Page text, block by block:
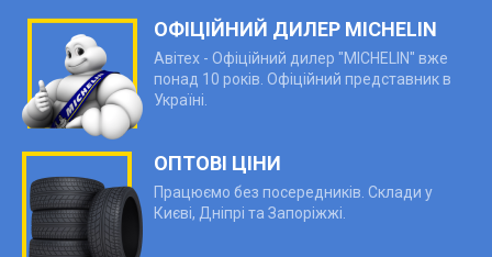
ОФІЦІЙНИЙ ДИЛЕР MICHELIN
Авітех - Офіційний дилер "MICHELIN" вже
понад 10 років. Офіційний представник в
Україні.
ОПТОВІ ЦІНИ
Працюємо без посередників. Склади у
Києві, Дніпрі та Запоріжжі.